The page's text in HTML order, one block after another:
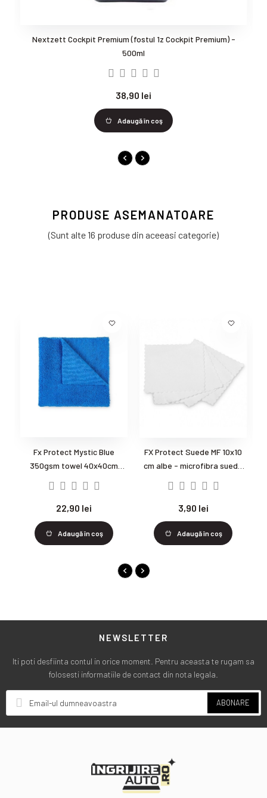
Nextzett Cockpit Premium (fostul 1z Cockpit Premium) -
500ml
38,90 lei
Adaugă în coş
PRODUSE ASEMANATOARE
(Sunt alte 16 produse din aceeasi categorie)
Fx Protect Mystic Blue
350gsm towel 40x40cm
22,90 lei
Adaugă în coş
FX Protect Suede MF 10x10
cm albe - microfibra suede
3,90 lei
Adaugă în coş
NEWSLETTER
Iti poti desfiinta contul in orice moment. Pentru aceasta te rugam sa
folosesti informatiile de contact din nota legala.
ABONARE